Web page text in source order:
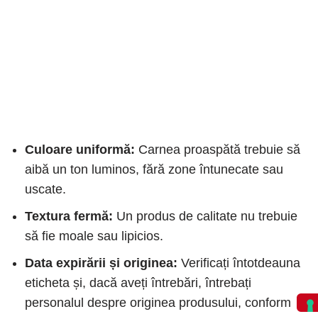
Culoare uniformă: Carnea proaspătă trebuie să
aibă un ton luminos, fără zone întunecate sau
uscate.
Textura fermă: Un produs de calitate nu trebuie
să fie moale sau lipicios.
Data expirării și originea: Verificați întotdeauna
eticheta și, dacă aveți întrebări, întrebați
personalul despre originea produsului, conform